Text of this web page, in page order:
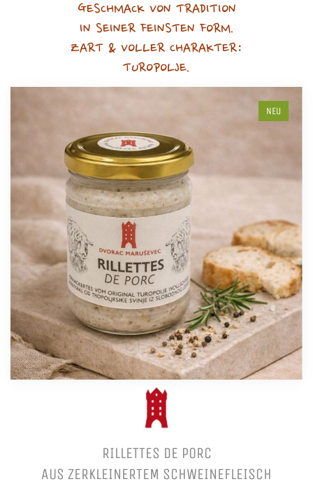
GESCHMACK VON TRADITION
IN SEINER FEINSTEN FORM.
ZART & VOLLER CHARAKTER:
TUROPOLJE.
NEU
RILLETTES DE PORC
AUS ZERKLEINERTEM SCHWEINEFLEISCH